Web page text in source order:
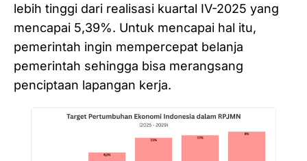
lebih tinggi dari realisasi kuartal IV-2025 yang
mencapai 5,39%. Untuk mencapai hal itu,
pemerintah ingin mempercepat belanja
pemerintah sehingga bisa merangsang
penciptaan lapangan kerja.